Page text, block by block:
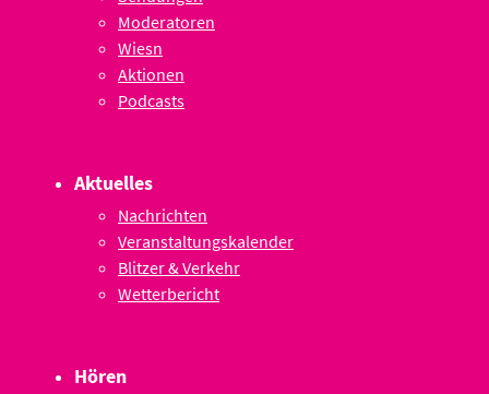
Moderatoren
Wiesn
Aktionen
Podcasts
Aktuelles
Nachrichten
Veranstaltungskalender
Blitzer & Verkehr
Wetterbericht
Hören